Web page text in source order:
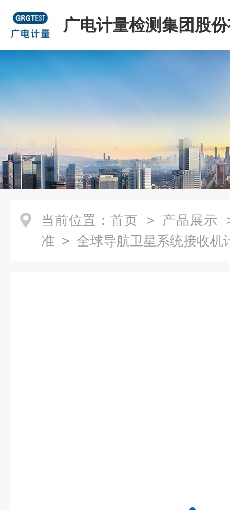
广电计量检测集团股
司
当前位置： 首页 > 产品展示
准 > 全球导航卫星系统接收机